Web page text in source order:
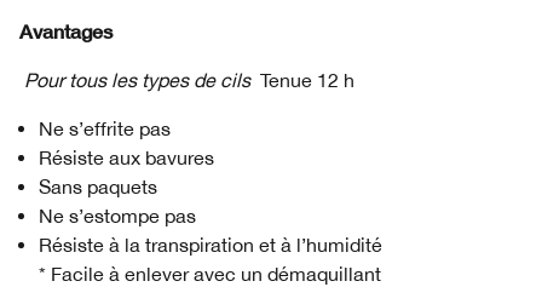
Avantages
Pour tous les types de cils Tenue 12 h
Ne s’effrite pas
Résiste aux bavures
Sans paquets
Ne s’estompe pas
Résiste à la transpiration et à l’humidité
* Facile à enlever avec un démaquillant